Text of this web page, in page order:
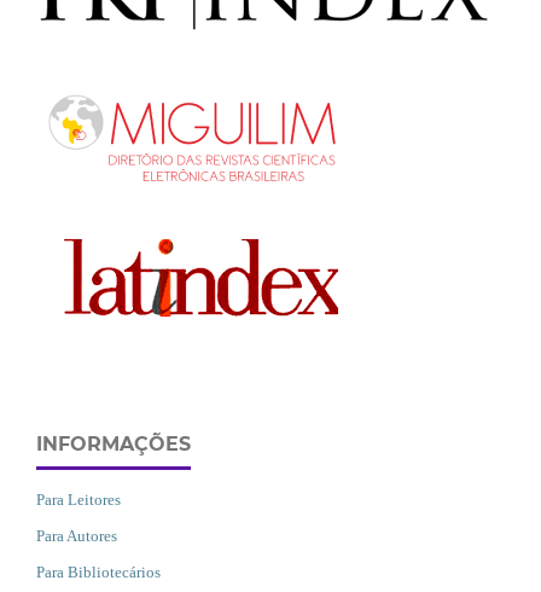
INFORMAÇÕES
Para Leitores
Para Autores
Para Bibliotecários